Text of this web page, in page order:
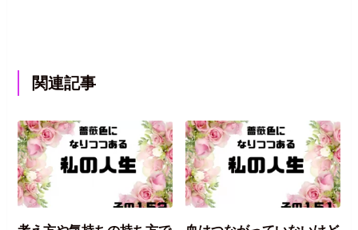
関連記事